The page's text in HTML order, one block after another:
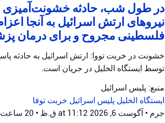
در طول شب، حادثه خشونت‌آمیزی
نیروهای ارتش اسرائیل به آنجا
فلسطینی مجروح و برای درمان
خشونت در خربت تووا: ارتش اسرائیل به حادثه
توسط ایستگاه الخلیل در جریان است.
منبع: پلیس اسرائیل
ایستگاه الخلیل پلیس اسرائیل خربت توفا
جرم • آگوست 6, 2026 at 11:12 ق.ظ • 20 ساعت پیش